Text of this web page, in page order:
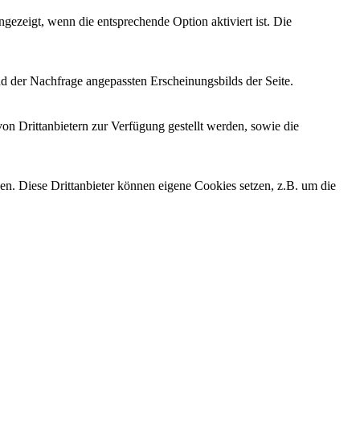
wenn die entsprechende Option aktiviert ist. Die
Nachfrage angepassten Erscheinungsbilds der Seite.
Drittanbietern zur Verfügung gestellt werden, sowie die
Diese Drittanbieter können eigene Cookies setzen, z.B. um die